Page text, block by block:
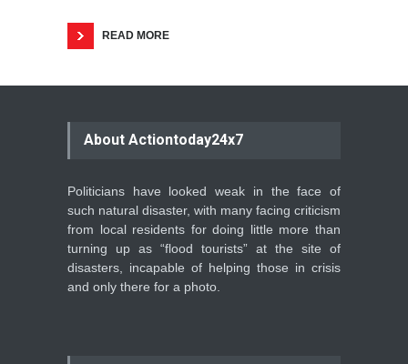
READ MORE
About Actiontoday24x7
Politicians have looked weak in the face of
such natural disaster, with many facing criticism
from local residents for doing little more than
turning up as “flood tourists” at the site of
disasters, incapable of helping those in crisis
and only there for a photo.